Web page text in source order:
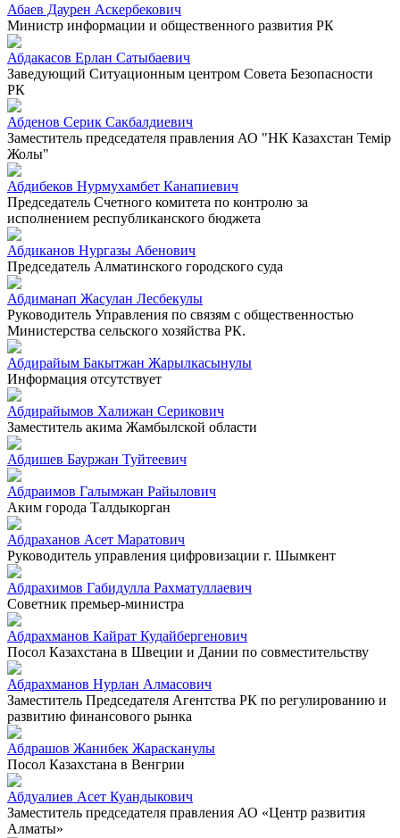
Абаев Даурен Аскербекович
Министр информации и общественного развития РК
Абдакасов Ерлан Сатыбаевич
Заведующий Ситуационным центром Совета Безопасности
РК
Абденов Серик Сакбалдиевич
Заместитель председателя правления АО "НК Казахстан Темiр
Жолы"
Абдибеков Нурмухамбет Канапиевич
Председатель Счетного комитета по контролю за
исполнением республиканского бюджета
Абдиканов Нургазы Абенович
Председатель Алматинского городского суда
Абдиманап Жасулан Лесбекулы
Руководитель Управления по связям с общественностью
Министерства сельского хозяйства РК.
Абдирайым Бакытжан Жарылкасынулы
Информация отсутствует
Абдирайымов Халижан Серикович
Заместитель акима Жамбылской области
Абдишев Бауржан Туйтеевич
Абдраимов Галымжан Райылович
Аким города Талдыкорган
Абдраханов Асет Маратович
Руководитель управления цифровизации г. Шымкент
Абдрахимов Габидулла Рахматуллаевич
Советник премьер-министра
Абдрахманов Кайрат Кудайбергенович
Посол Казахстана в Швеции и Дании по совместительству
Абдрахманов Нурлан Алмасович
Заместитель Председателя Агентства РК по регулированию и
развитию финансового рынка
Абдрашов Жанибек Жарасканулы
Посол Казахстана в Венгрии
Абдуалиев Асет Куандыкович
Заместитель председателя правления АО «Центр развития
Алматы»